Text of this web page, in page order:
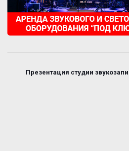
Презентация студии